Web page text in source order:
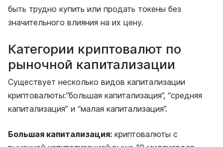
быть трудно купить или продать токены без
значительного влияния на их цену.
Категории криптовалют по
рыночной капитализации
Существует несколько видов капитализации
криптовалюты:”большая капитализация”, “средняя
капитализация” и “малая капитализация”.
Большая капитализация: криптовалюты с